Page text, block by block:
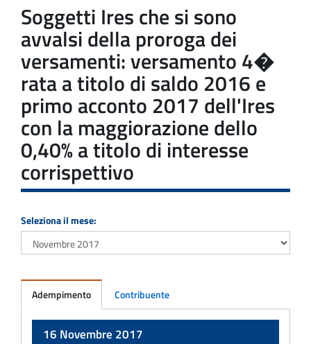
Soggetti Ires che si sono
avvalsi della proroga dei
versamenti: versamento 4�
rata a titolo di saldo 2016 e
primo acconto 2017 dell'Ires
con la maggiorazione dello
0,40% a titolo di interesse
corrispettivo
Seleziona il mese:
Adempimento Contribuente
16 Novembre 2017